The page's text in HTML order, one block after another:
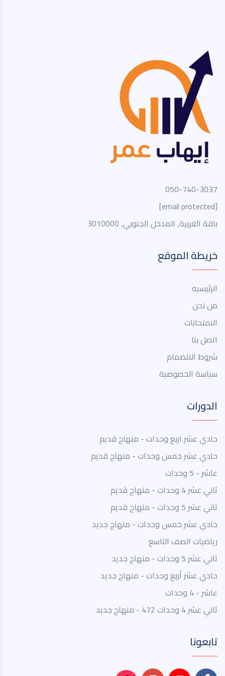
050-740-3037
[email protected]
باقة الغربية, المدخل الجنوبي, 3010000
خريطة الموقع
الرئيسيه
من نحن
الامتحانات
اتصل بنا
شروط الانضمام
سياسة الخصوصية
الدورات
حادي عشر اربع وحدات - منهاج قديم
حادي عشر خمس وحدات - منهاج قديم
عاشر - 5 وحدات
ثاني عشر 4 وحدات - منهاج قديم
ثاني عشر 5 وحدات - منهاج قديم
حادي عشر خمس وحدات - منهاج جديد
رياضيات الصف التاسع
ثاني عشر 5 وحدات - منهاج جديد
حادي عشر أربع وحدات - منهاج جديد
عاشر - 4 وحدات
ثاني عشر 4 وحدات 472 - منهاج جديد
تابعونا